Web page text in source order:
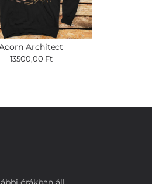
Architect
13500,00 Ft